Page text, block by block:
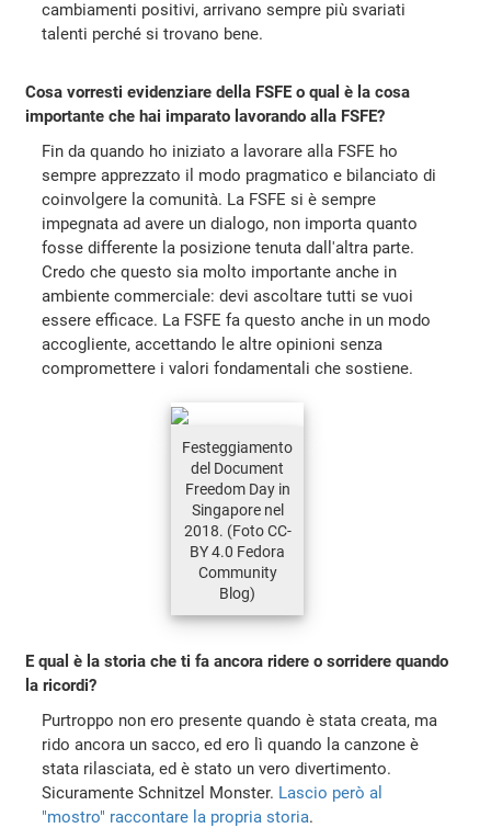
cambiamenti positivi, arrivano sempre più svariati
talenti perché si trovano bene.
Cosa vorresti evidenziare della FSFE o qual è la cosa
importante che hai imparato lavorando alla FSFE?
Fin da quando ho iniziato a lavorare alla FSFE ho
sempre apprezzato il modo pragmatico e bilanciato di
coinvolgere la comunità. La FSFE si è sempre
impegnata ad avere un dialogo, non importa quanto
fosse differente la posizione tenuta dall'altra parte.
Credo che questo sia molto importante anche in
ambiente commerciale: devi ascoltare tutti se vuoi
essere efficace. La FSFE fa questo anche in un modo
accogliente, accettando le altre opinioni senza
compromettere i valori fondamentali che sostiene.
Festeggiamento
del Document
Freedom Day in
Singapore nel
2018. (Foto CC-
BY 4.0 Fedora
Community
Blog)
E qual è la storia che ti fa ancora ridere o sorridere quando
la ricordi?
Purtroppo non ero presente quando è stata creata, ma
rido ancora un sacco, ed ero lì quando la canzone è
stata rilasciata, ed è stato un vero divertimento.
Sicuramente Schnitzel Monster. Lascio però al
"mostro" raccontare la propria storia.